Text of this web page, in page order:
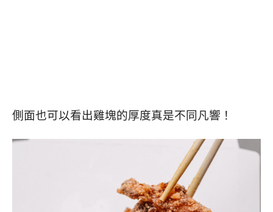
側面也可以看出雞塊的厚度真是不同凡響！